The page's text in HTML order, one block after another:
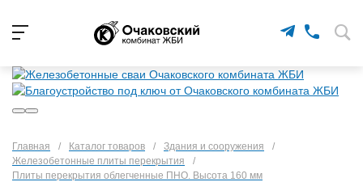
Главная / Каталог товаров / Здания и сооружения
/
Железобетонные плиты перекрытия
/
Плиты перекрытия облегченные ПНО. Высота 160 мм